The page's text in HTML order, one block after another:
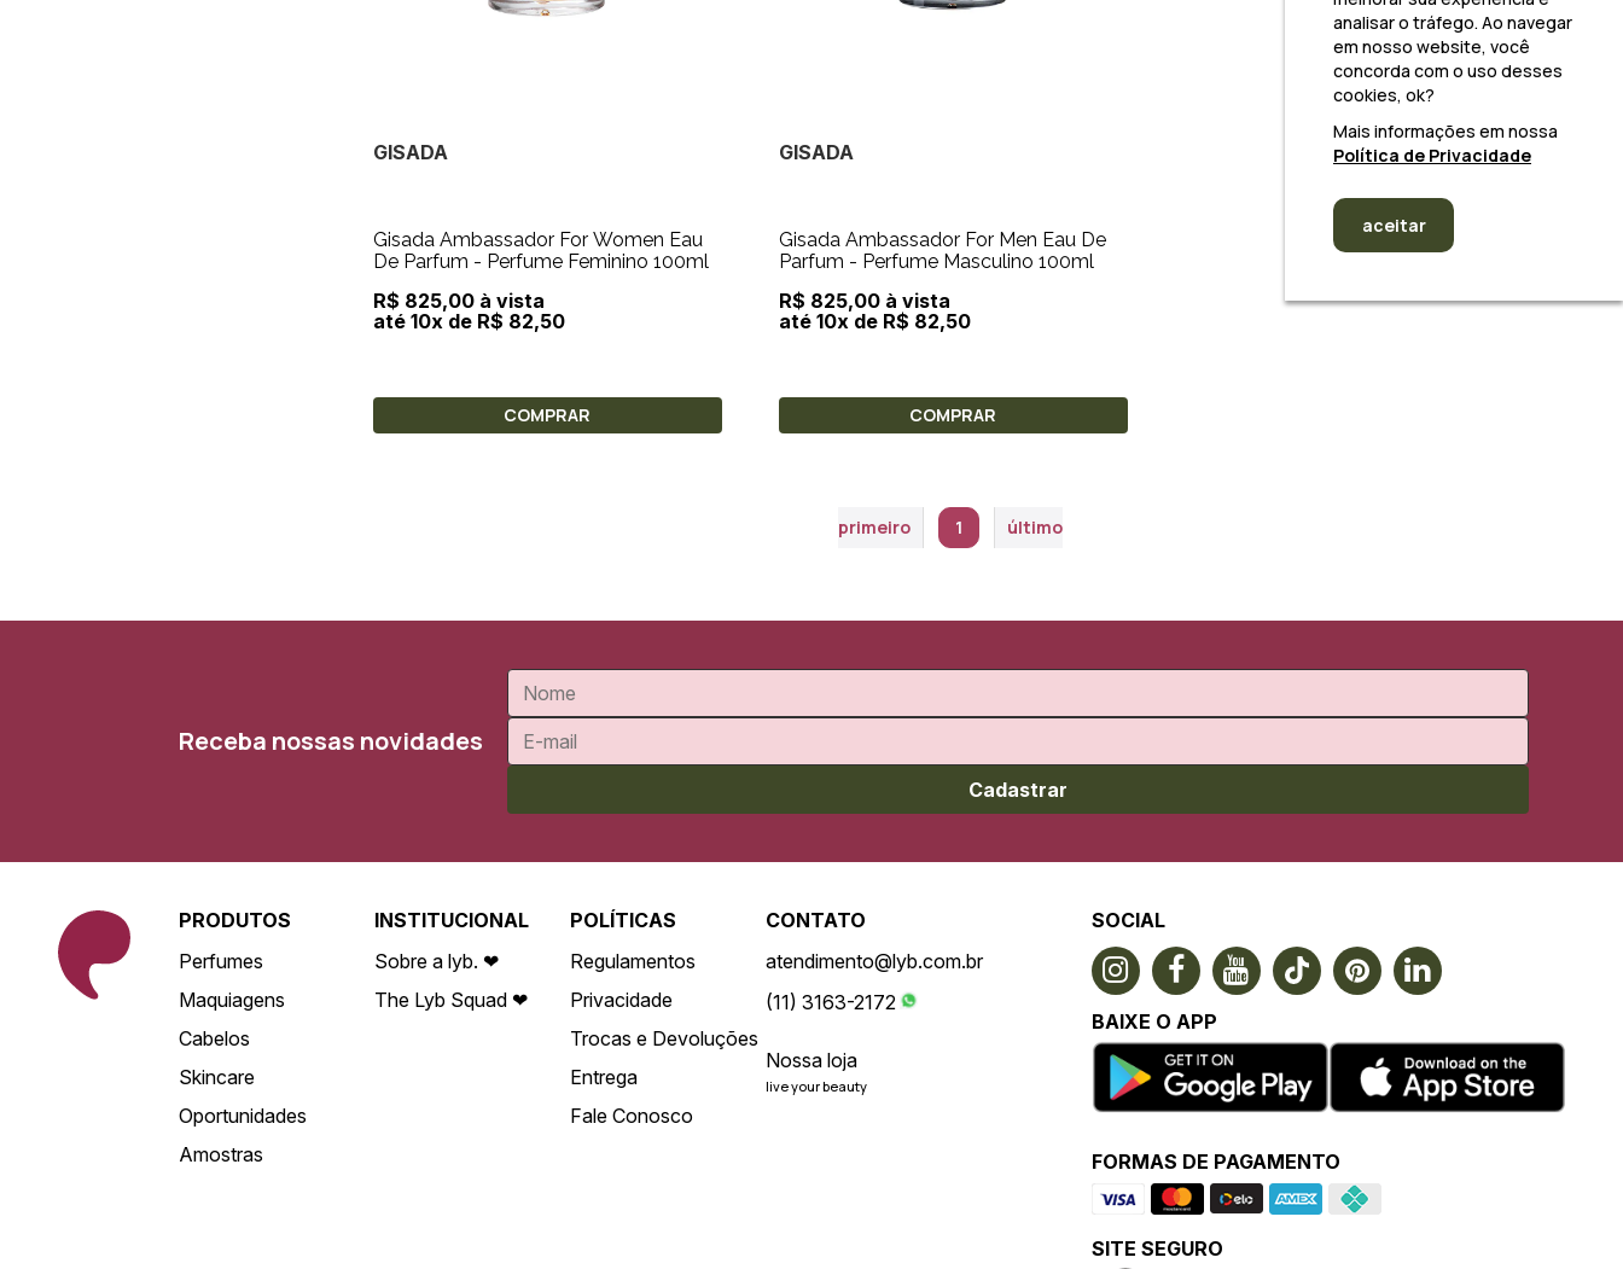
GISADA
Gisada Ambassador For Women Eau
De Parfum - Perfume Feminino 100ml
R$ 825,00 à vista
até 10x de R$ 82,50
COMPRAR
GISADA
Gisada Ambassador For Men Eau De
Parfum - Perfume Masculino 100ml
R$ 825,00 à vista
até 10x de R$ 82,50
COMPRAR
primeiro 1 último
Receba nossas novidades
Cadastrar
PRODUTOS
Perfumes
Maquiagens
Cabelos
Skincare
Oportunidades
Amostras
INSTITUCIONAL
Sobre a lyb. ❤
The Lyb Squad ❤
POLÍTICAS
Regulamentos
Privacidade
Trocas e Devoluções
Entrega
Fale Conosco
CONTATO
atendimento@lyb.com.br
(11) 3163-2172
Nossa loja
live your beauty
SOCIAL
BAIXE O APP
FORMAS DE PAGAMENTO
SITE SEGURO
analisar o tráfego. Ao navegar
em nosso website, você
concorda com o uso desses
cookies, ok?
Mais informações em nossa
Política de Privacidade
aceitar